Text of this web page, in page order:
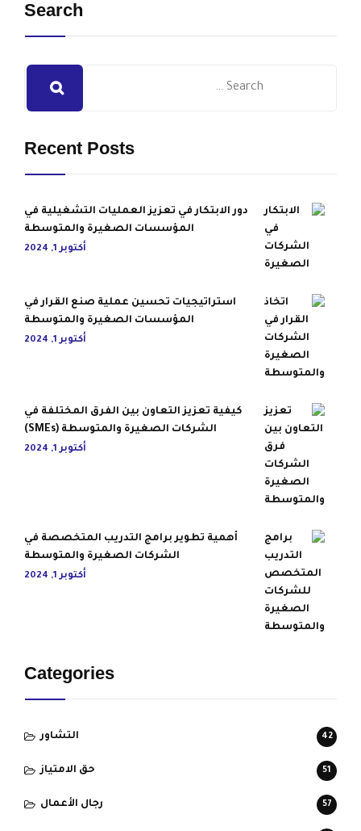
Search
Recent Posts
دور الابتكار في تعزيز العمليات التشغيلية في
المؤسسات الصغيرة والمتوسطة
أكتوبر 1, 2024
استراتيجيات تحسين عملية صنع القرار في
المؤسسات الصغيرة والمتوسطة
أكتوبر 1, 2024
كيفية تعزيز التعاون بين الفرق المختلفة في
الشركات الصغيرة والمتوسطة (SMEs)
أكتوبر 1, 2024
أهمية تطوير برامج التدريب المتخصصة في
الشركات الصغيرة والمتوسطة
أكتوبر 1, 2024
Categories
التشاور 42
حق الامتياز 51
رجال الأعمال 57